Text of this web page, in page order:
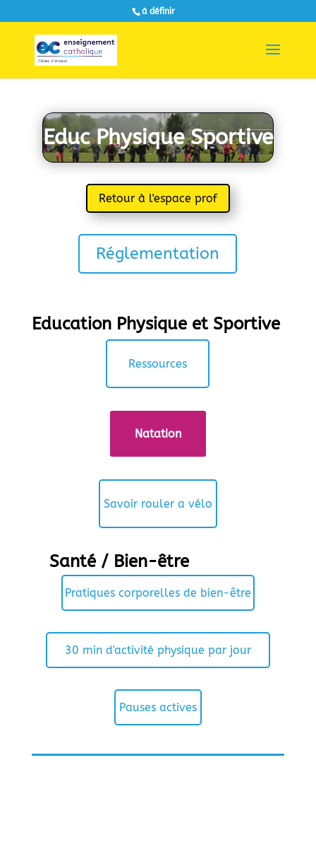
à définir
Educ Physique Sportive
Retour à l'espace prof
Réglementation
Education Physique et Sportive
Ressources
Natation
Savoir rouler a vélo
Santé / Bien-être
Pratiques corporelles de bien-être
30 min d'activité physique par jour
Pauses actives